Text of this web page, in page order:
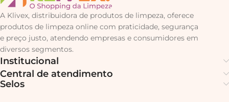
A Klivex, distribuidora de produtos de limpeza, oferece
produtos de limpeza online com praticidade, segurança
e preço justo, atendendo empresas e consumidores em
diversos segmentos.
Institucional
Central de atendimento
Selos